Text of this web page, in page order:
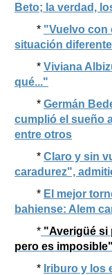
Beto; la verdad,
* "Vuelvo con
situación
* Viviana
qué..."
* Germán
cumplió el sueño
entre otros
* Claro y sin
caradurez",
* El mejor
bahiense: Alem
* "Averigüé si
pero es
* Iriburo y los